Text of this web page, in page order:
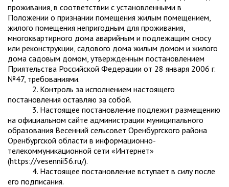
проживания, в соответствии с установленными в
Положении о признании помещения жилым помещением,
жилого помещения непригодным для проживания,
многоквартирного дома аварийным и подлежащим сносу
или реконструкции, садового дома жилым домом и жилого
дома садовым домом, утвержденным постановлением
Приятельства Российской Федерации от 28 января 2006 г.
№47, требованиями.
2. Контроль за исполнением настоящего
постановления оставляю за собой.
3. Настоящее постановление подлежит размещению
на официальном сайте администрации муниципального
образования Весенний сельсовет Оренбургского района
Оренбургской области в информационно-
телекоммуникационной сети «Интернет»
(https://vesennii56.ru/).
4. Настоящее постановление вступает в силу после
его подписания.